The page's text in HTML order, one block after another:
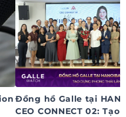
Đồng hồ Galle tại
CEO CONNECT 02: Tạo